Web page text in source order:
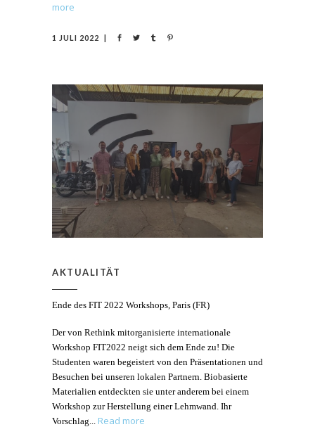
more
1 JULI 2022
AKTUALITÄT
Ende des FIT 2022 Workshops, Paris (FR)
Der von Rethink mitorganisierte internationale
Workshop FIT2022 neigt sich dem Ende zu! Die
Studenten waren begeistert von den Präsentationen und
Besuchen bei unseren lokalen Partnern. Biobasierte
Materialien entdeckten sie unter anderem bei einem
Workshop zur Herstellung einer Lehmwand. Ihr
Vorschlag
Read more